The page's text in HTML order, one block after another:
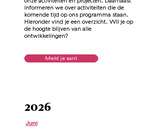
informeren we over activiteiten die de
komende tijd op ons programma staan.
Hieronder vind je een overzicht. Wil je op
de hoogte blijven van alle
ontwikkelingen?
Meld je aan!
2026
Juni